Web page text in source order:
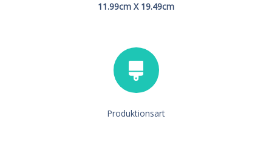
11.99cm X 19.49cm
Produktionsart